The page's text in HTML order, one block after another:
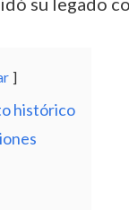
histórico